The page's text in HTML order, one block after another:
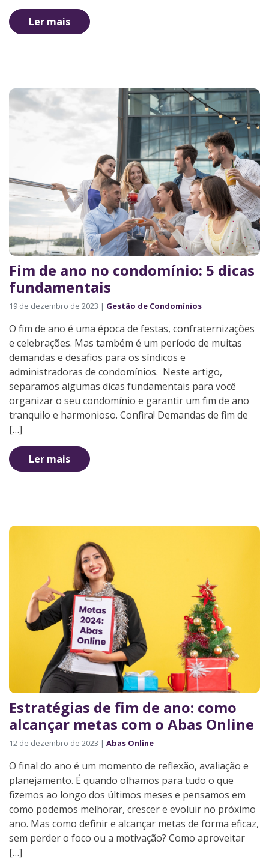
Ler mais
Fim de ano no condomínio: 5 dicas
fundamentais
19 de dezembro de 2023 | Gestão de Condomínios
O fim de ano é uma época de festas, confraternizações
e celebrações. Mas também é um período de muitas
demandas e desafios para os síndicos e
administradoras de condomínios. Neste artigo,
separamos algumas dicas fundamentais para você
organizar o seu condomínio e garantir um fim de ano
tranquilo e harmonioso. Confira! Demandas de fim de
[…]
Ler mais
Estratégias de fim de ano: como
alcançar metas com o Abas Online
12 de dezembro de 2023 | Abas Online
O final do ano é um momento de reflexão, avaliação e
planejamento. É quando olhamos para tudo o que
fizemos ao longo dos últimos meses e pensamos em
como podemos melhorar, crescer e evoluir no próximo
ano. Mas como definir e alcançar metas de forma eficaz,
sem perder o foco ou a motivação? Como aproveitar
[…]